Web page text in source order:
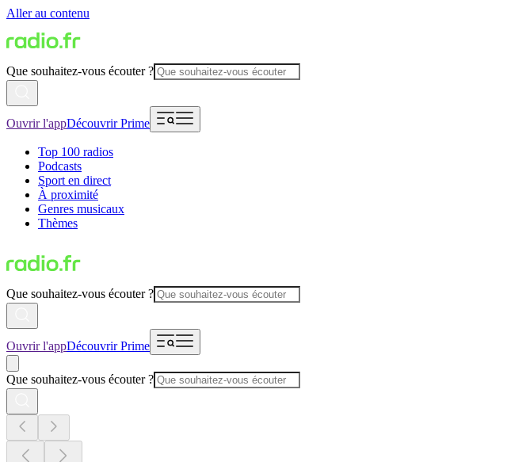
Aller au contenu
Que souhaitez-vous écouter ?
Ouvrir l'appDécouvrir Prime
Top 100 radios
Podcasts
Sport en direct
À proximité
Genres musicaux
Thèmes
Que souhaitez-vous écouter ?
Ouvrir l'appDécouvrir Prime
Que souhaitez-vous écouter ?